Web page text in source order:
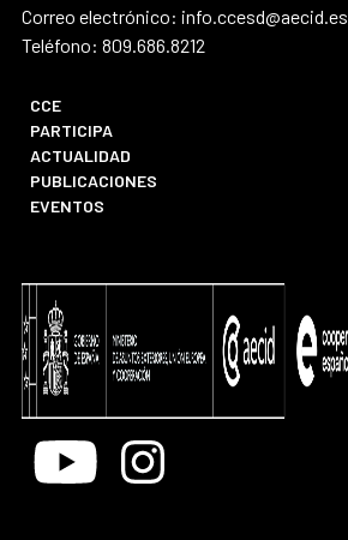
Correo electrónico: info.ccesd@aecid.es
Teléfono: 809.686.8212
CCE
PARTICIPA
ACTUALIDAD
PUBLICACIONES
EVENTOS
Youtube Instagram